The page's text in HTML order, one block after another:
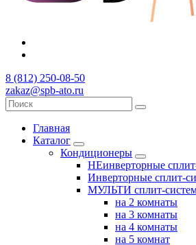
8 (812) 250-08-50
zakaz@spb-ato.ru
Главная
Каталог
Кондиционеры
НЕинверторные
Инверторные сплит-
МУЛЬТИ сплит-
на 2 комнаты
на 3 комнаты
на 4 комнаты
на 5 комнат